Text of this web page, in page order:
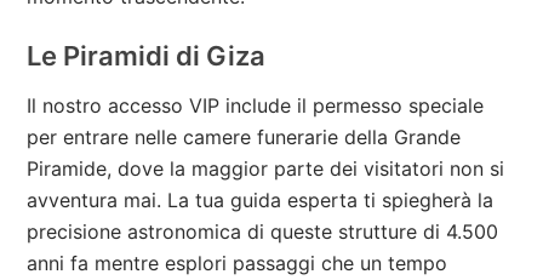
Le Piramidi di Giza
Il nostro accesso VIP include il permesso speciale
per entrare nelle camere funerarie della Grande
Piramide, dove la maggior parte dei visitatori non si
avventura mai. La tua guida esperta ti spiegherà la
precisione astronomica di queste strutture di 4.500
anni fa mentre esplori passaggi che un tempo